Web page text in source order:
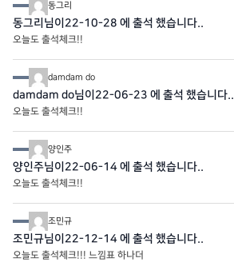
동그리
동그리님이22-10-28 에 출석 했습니다..
오늘도 출석체크!!
damdam do
damdam do님이22-06-23 에 출석 했습니다..
오늘도 출석체크!!
양인주
양인주님이22-06-14 에 출석 했습니다..
오늘도 출석체크!!
조민규
조민규님이22-12-14 에 출석 했습니다..
오늘도 출석체크!!! 느낌표 하나더